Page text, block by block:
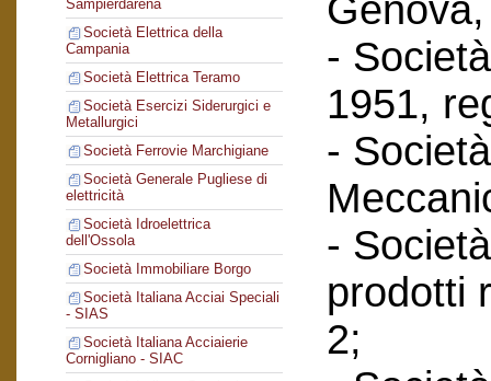
Sampierdarena
Società Elettrica della
Campania
Società Elettrica Teramo
Società Esercizi Siderurgici e
Metallurgici
Società Ferrovie Marchigiane
Società Generale Pugliese di
elettricità
Società Idroelettrica
dell'Ossola
Società Immobiliare Borgo
Società Italiana Acciai Speciali
- SIAS
Società Italiana Acciaierie
Cornigliano - SIAC
-
1951,
-
-
prodotti
2;